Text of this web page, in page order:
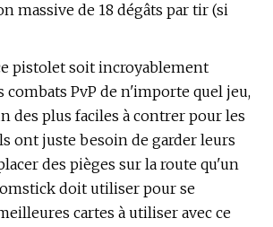
massive de 18 dégâts par tir (si
pistolet soit incroyablement
combats PvP de n'importe quel jeu,
des plus faciles à contrer pour les
ont juste besoin de garder leurs
des pièges sur la route qu'un
doit utiliser pour se
cartes à utiliser avec ce